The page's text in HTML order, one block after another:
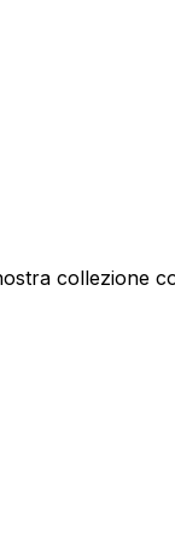
collezione